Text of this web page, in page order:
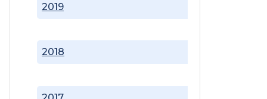
2018
2019